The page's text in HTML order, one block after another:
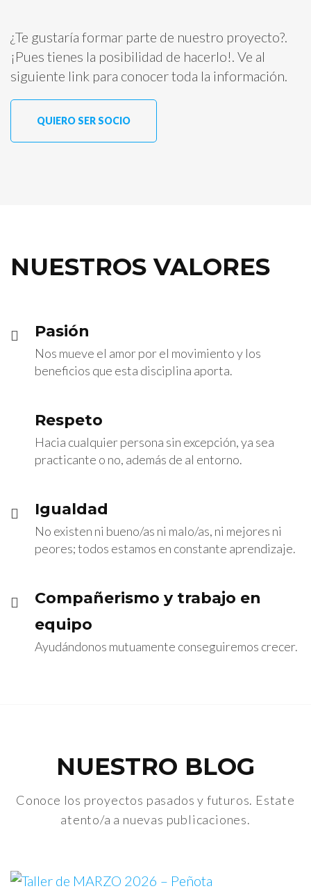
¿Te gustaría formar parte de nuestro proyecto?.
¡Pues tienes la posibilidad de hacerlo!. Ve al
siguiente link para conocer toda la información.
QUIERO SER SOCIO
NUESTROS VALORES
Pasión
Nos mueve el amor por el movimiento y los
beneficios que esta disciplina aporta.
Respeto
Hacia cualquier persona sin excepción, ya sea
practicante o no, además de al entorno.
Igualdad
No existen ni bueno/as ni malo/as, ni mejores ni
peores; todos estamos en constante aprendizaje.
Compañerismo y trabajo en
equipo
Ayudándonos mutuamente conseguiremos crecer.
NUESTRO BLOG
Conoce los proyectos pasados y futuros. Estate
atento/a a nuevas publicaciones.